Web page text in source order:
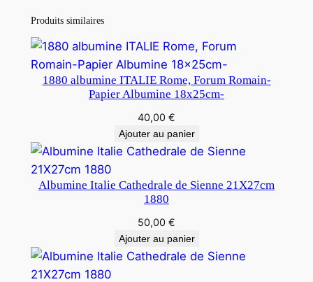
Produits similaires
1880 albumine ITALIE Rome, Forum Romain-
Papier Albumine 18x25cm-
40,00 €
Ajouter au panier
Albumine Italie Cathedrale de Sienne 21X27cm
1880
50,00 €
Ajouter au panier